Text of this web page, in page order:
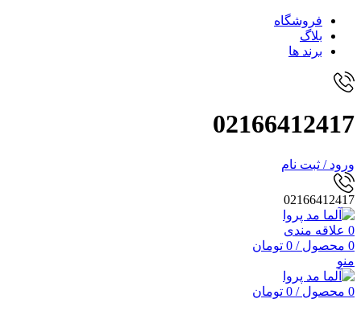
فروشگاه
بلاگ
برند ها
02166412417
ورود / ثبت نام
02166412417
0 علاقه مندی
0 محصول /
0 تومان
منو
0 محصول /
0 تومان